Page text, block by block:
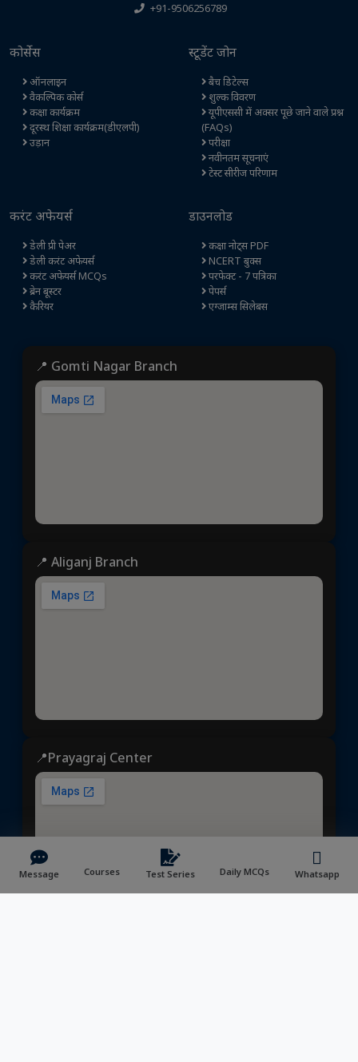
Message Courses Test Series Daily MCQs Whatsapp
+91-9506256789
कोर्सेस
ऑनलाइन
वैकल्पिक कोर्स
कक्षा कार्यक्रम
दूरस्थ शिक्षा कार्यक्रम(डीएलपी)
उड़ान
स्टूडेंट जोन
बैच डिटेल्स
शुल्क विवरण
यूपीएससी में अक्सर पूछे जाने वाले प्रश्न
(FAQs)
परीक्षा
नवीनतम सूचनाएं
टेस्ट सीरीज परिणाम
करंट अफेयर्स
डेली प्री पेअर
डेली करंट अफेयर्स
करंट अफेयर्स MCQs
ब्रेन बूस्टर
कैरियर
डाउनलोड
कक्षा नोट्स PDF
NCERT बुक्स
परफेक्ट - 7 पत्रिका
पेपर्स
एग्जाम्स सिलेबस
📍 Gomti Nagar Branch
📍 Aliganj Branch
📍Prayagraj Center